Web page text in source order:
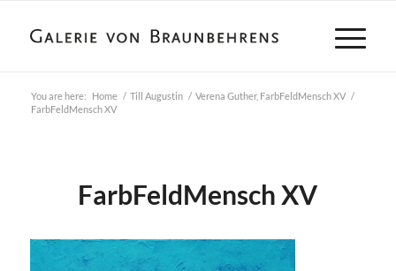
You are here: Home / Till Augustin / Verena Guther, FarbFeldMensch XV /
FarbFeldMensch XV
FarbFeldMensch XV